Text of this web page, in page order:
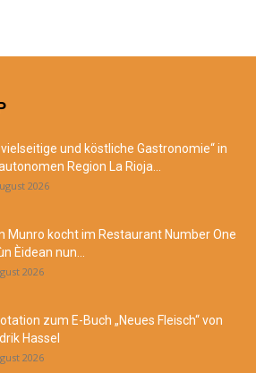
vielseitige und köstliche Gastronomie“ in
Region La Rioja...
2026
Munro kocht im Restaurant Number One
Èidean nun...
2026
zum E-Buch „Neues Fleisch“ von
Hassel
2026